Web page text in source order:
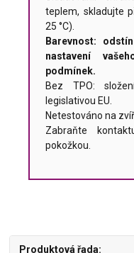
teplem, skladujte
25 °C).
Barevnost:
nastavení
podmínek.
Bez TPO:
legislativou EU.
Netestováno na
Zabraňte
pokožkou.
Produktová řada